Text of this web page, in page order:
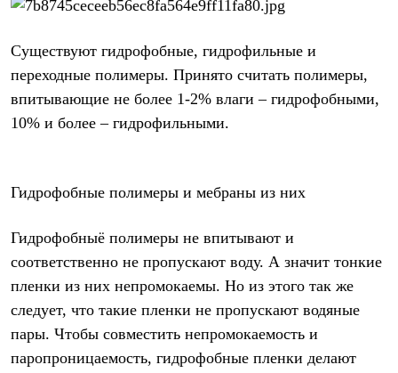
Утепленная синтетикой
Брюки
Штормовая одежда
Куртки
Софтшелл одежда
Куртки
Брюки
Теплое термобелье
Среднее термобелье
Лёгкая одежда
Футболки
Рубашки
Толстовки
Брюки
Существуют гидрофобные, гидрофильные и
переходные полимеры. Принято считать полимеры,
впитывающие не более 1-2% влаги – гидрофобными,
10% и более – гидрофильными.
Гидрофобные полимеры и мебраны из них
Гидрофобныё полимеры не впитывают и
соответственно не пропускают воду. А значит тонкие
пленки из них непромокаемы. Но из этого так же
следует, что такие пленки не пропускают водяные
пары. Чтобы совместить непромокаемость и
паропроницаемость, гидрофобные пленки делают